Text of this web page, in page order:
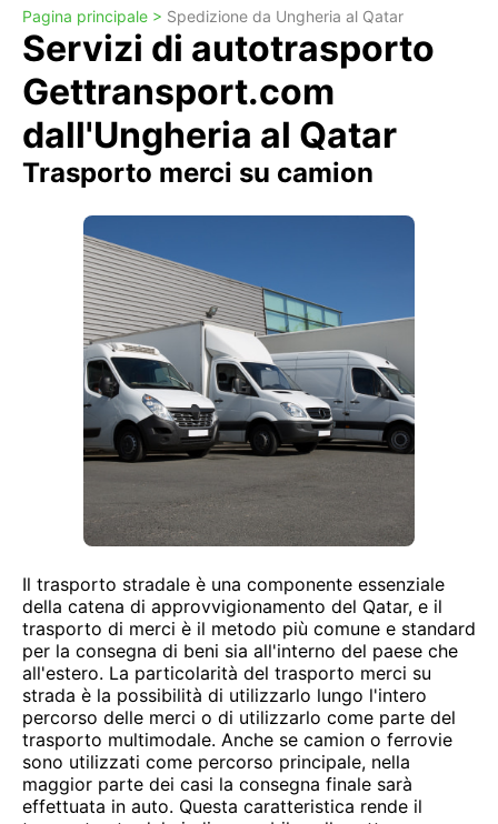
Pagina principale > Spedizione da Ungheria al Qatar
Servizi di autotrasporto
Gettransport.com
dall'Ungheria al Qatar
Trasporto merci su camion
Il trasporto stradale è una componente essenziale
della catena di approvvigionamento del Qatar, e il
trasporto di merci è il metodo più comune e standard
per la consegna di beni sia all'interno del paese che
all'estero. La particolarità del trasporto merci su
strada è la possibilità di utilizzarlo lungo l'intero
percorso delle merci o di utilizzarlo come parte del
trasporto multimodale. Anche se camion o ferrovie
sono utilizzati come percorso principale, nella
maggior parte dei casi la consegna finale sarà
effettuata in auto. Questa caratteristica rende il